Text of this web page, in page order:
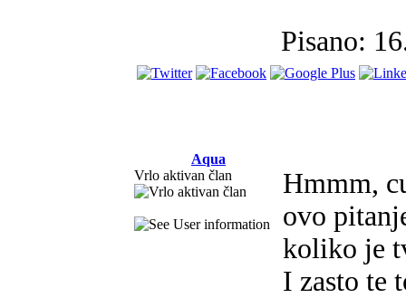
Pisano:
Aqua
Vrlo aktivan član
Hmmm,
ovo
koliko je
I zasto te